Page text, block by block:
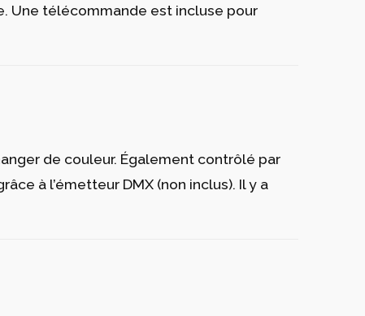
Une télécommande est incluse pour
de couleur. Également contrôlé par
à l’émetteur DMX (non inclus). Il y a